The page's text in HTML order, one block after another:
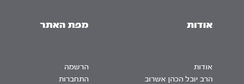
אודות
אודות
הרב יובל הכהן אשרוב
מפת האתר
הרשמה
התחברות